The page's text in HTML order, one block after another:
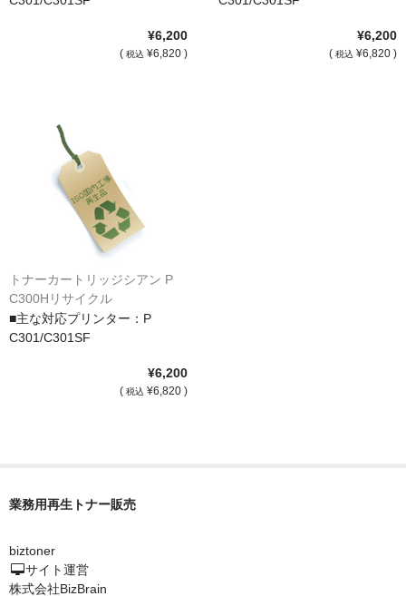
¥6,200
( 税込 ¥6,820 )
¥6,200
( 税込 ¥6,820 )
トナーカートリッジシアン P
C300Hリサイクル
■主な対応プリンター：P
C301/C301SF
¥6,200
( 税込 ¥6,820 )
業務用再生トナー販売
biztoner
サイト運営
株式会社BizBrain